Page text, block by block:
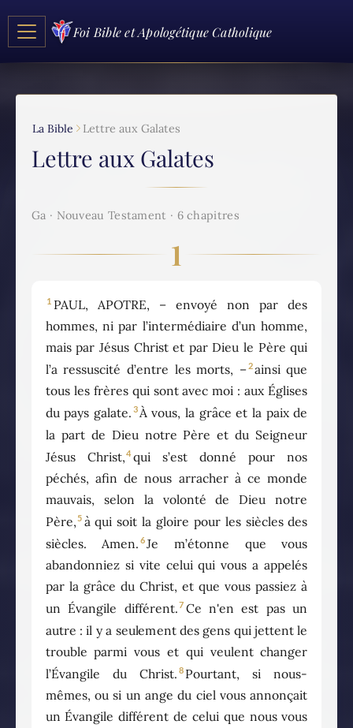
Foi Bible et Apologétique Catholique
La Bible Lettre aux Galates
Lettre aux Galates
Ga · Nouveau Testament · 6 chapitres
1
1 PAUL, APOTRE, – envoyé non par des
hommes, ni par l’intermédiaire d’un homme,
mais par Jésus Christ et par Dieu le Père qui
l’a ressuscité d’entre les morts, – 2ainsi que
tous les frères qui sont avec moi : aux Églises
du pays galate. 3À vous, la grâce et la paix de
la part de Dieu notre Père et du Seigneur
Jésus Christ,4qui s’est donné pour nos
péchés, afin de nous arracher à ce monde
mauvais, selon la volonté de Dieu notre
Père,5 à qui soit la gloire pour les siècles des
siècles. Amen. 6Je m’étonne que vous
abandonniez si vite celui qui vous a appelés
par la grâce du Christ, et que vous passiez à
un Évangile différent.7 Ce n'en est pas un
autre : il y a seulement des gens qui jettent le
trouble parmi vous et qui veulent changer
l’Évangile du Christ. 8 Pourtant, si nous-
mêmes, ou si un ange du ciel vous annonçait
un Évangile différent de celui que nous vous